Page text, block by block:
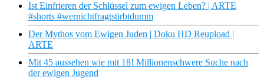
Ist Einfrieren der Schlüssel zum ewigen Leben? | ARTE
#shorts #wernichtfragtstirbtdumm
Der Mythos vom Ewigen Juden | Doku HD Reupload |
ARTE
Mit 45 aussehen wie mit 18! Millionenschwere Suche nach
der ewigen Jugend